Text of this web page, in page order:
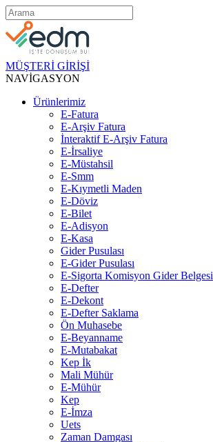
MÜŞTERİ GİRİŞİ
NAVİGASYON
Ürünlerimiz
E-Fatura
E-Arşiv Fatura
İnteraktif E-Arşiv Fatura
E-İrsaliye
E-Müstahsil
E-Smm
E-Kıymetli Maden
E-Döviz
E-Bilet
E-Adisyon
E-Kasa
Gider Pusulası
E-Gider Pusulası
E-Sigorta Komisyon Gider Belgesi
E-Defter
E-Dekont
E-Defter Saklama
Ön Muhasebe
E-Beyanname
E-Mutabakat
Kep İk
Mali Mühür
E-Mühür
Kep
E-İmza
Uets
Zaman Damgası